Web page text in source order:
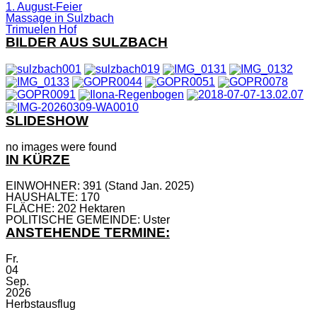
1. August-Feier
Massage in Sulzbach
Trimuelen Hof
BILDER AUS SULZBACH
SLIDESHOW
no images were found
IN KÜRZE
EINWOHNER: 391 (Stand Jan. 2025)
HAUSHALTE: 170
FLÄCHE: 202 Hektaren
POLITISCHE GEMEINDE: Uster
ANSTEHENDE TERMINE:
Fr.
04
Sep.
2026
Herbstausflug